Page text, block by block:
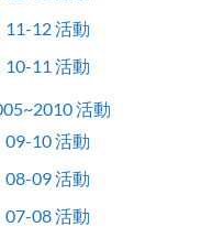
11-12 活動
10-11 活動
活動
09-10 活動
08-09 活動
07-08 活動